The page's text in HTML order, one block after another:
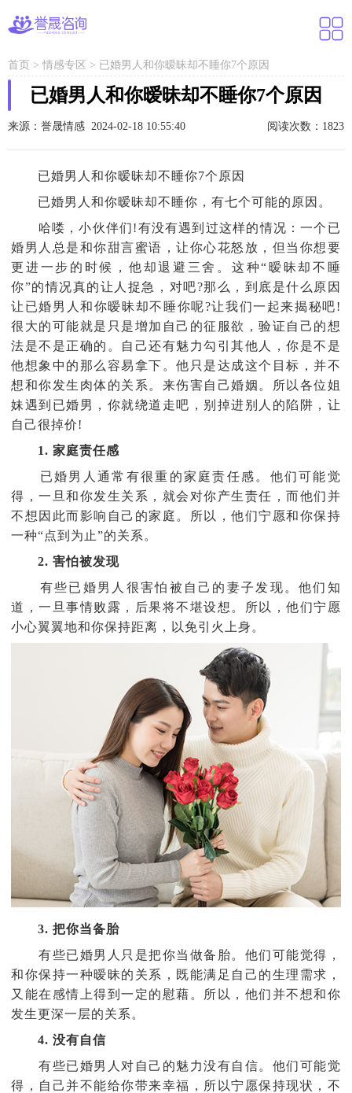
首页 > 情感专区 > 已婚男人和你暧昧却不睡你7个原因
已婚男人和你暧昧却不睡你7个原因
来源：誉晟情感 2024-02-18 10:55:40 阅读次数：1823
已婚男人和你暧昧却不睡你7个原因
已婚男人和你暧昧却不睡你，有七个可能的原因。
哈喽，小伙伴们!有没有遇到过这样的情况：一个已
婚男人总是和你甜言蜜语，让你心花怒放，但当你想要
更进一步的时候，他却退避三舍。这种“暧昧却不睡
你”的情况真的让人捉急，对吧?那么，到底是什么原因
让已婚男人和你暧昧却不睡你呢?让我们一起来揭秘吧!
很大的可能就是只是增加自己的征服欲，验证自己的想
法是不是正确的。自己还有魅力勾引其他人，你是不是
他想象中的那么容易拿下。他只是达成这个目标，并不
想和你发生肉体的关系。来伤害自己婚姻。所以各位姐
妹遇到已婚男，你就绕道走吧，别掉进别人的陷阱，让
自己很掉价!
1. 家庭责任感
已婚男人通常有很重的家庭责任感。他们可能觉
得，一旦和你发生关系，就会对你产生责任，而他们并
不想因此而影响自己的家庭。所以，他们宁愿和你保持
一种“点到为止”的关系。
2. 害怕被发现
有些已婚男人很害怕被自己的妻子发现。他们知
道，一旦事情败露，后果将不堪设想。所以，他们宁愿
小心翼翼地和你保持距离，以免引火上身。
3. 把你当备胎
有些已婚男人只是把你当做备胎。他们可能觉得，
和你保持一种暧昧的关系，既能满足自己的生理需求，
又能在感情上得到一定的慰藉。所以，他们并不想和你
发生更深一层的关系。
4. 没有自信
有些已婚男人对自己的魅力没有自信。他们可能觉
得，自己并不能给你带来幸福，所以宁愿保持现状，不